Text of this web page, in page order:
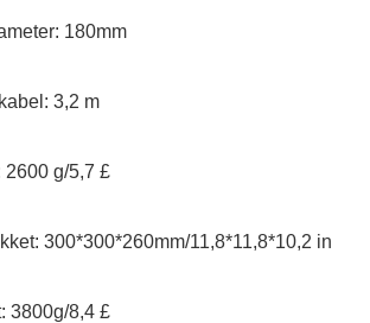
180mm
3,2 m
g/5,7 £
300*300*260mm/11,8*11,8*10,2 in
3800g/8,4 £